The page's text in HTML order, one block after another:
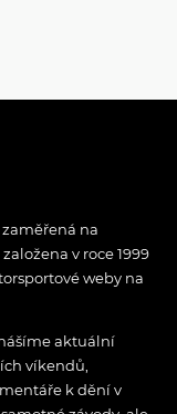
na
v roce 1999
weby na
aktuální
víkendů,
k dění v